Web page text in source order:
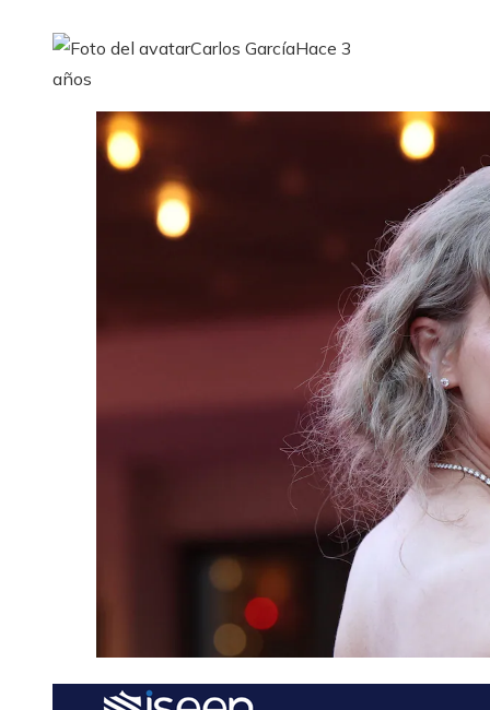
Carlos GarcíaHace 3
años